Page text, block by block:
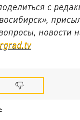
с
новости